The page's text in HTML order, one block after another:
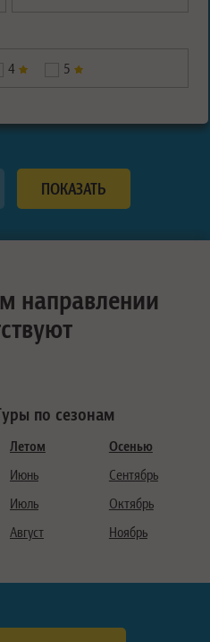
4 5
направлении
по сезонам
Летом
Июнь
Июль
Август
Осенью
Сентябрь
Октябрь
Ноябрь